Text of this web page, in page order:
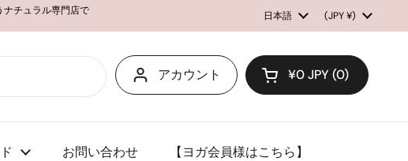
チュラル専門店で
言語
日本語 国/地域
(JPY ¥)
アカウント カートを開く
¥0 JPY 0
お問い合わせ 【ヨガ会員様はこちら】